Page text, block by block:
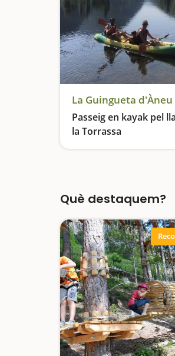
La Guingueta d'Àneu
Passeig en kayak pel
la Torrassa
Què destaquem?